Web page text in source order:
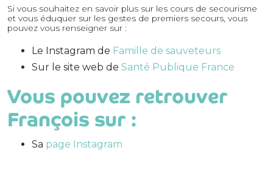
Si vous souhaitez en savoir plus sur les cours de secourisme
et vous éduquer sur les gestes de premiers secours, vous
pouvez vous renseigner sur :
Le Instagram de Famille de sauveteurs
Sur le site web de Santé Publique France
Vous pouvez retrouver
François sur :
Sa page Instagram